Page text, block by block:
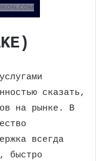
сказать,
на рынке. В
всегда
быстро